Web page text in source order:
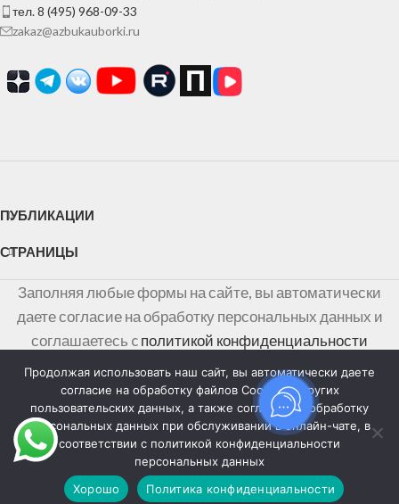
тел. 8 (495) 968-09-33
zakaz@azbukauborki.ru
ПУБЛИКАЦИИ
СТРАНИЦЫ
Заполняя любые формы на сайте, вы автоматически
даете согласие на обработку персональных данных и
соглашаетесь cполитикой конфиденциальности
персональных данных
Информация на сайте не является публичной офертой,
определяемой положениями Статьи 437 Гражданского
кодекса Российской Федерации
Продолжая использовать наш сайт, вы автоматически даете
согласие на обработку файлов Cookies и других
пользовательских данных, а также согласие на обработку
персональных данных при обслуживании в онлайн-чате, в
соответствии с политикой конфиденциальности
персональных данных
Хорошо
Политика конфиденциальности